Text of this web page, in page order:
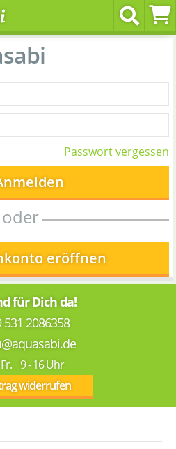
Passwort vergessen
oder
eröffnen
für Dich da!
2086358
Fr. 9 - 16 Uhr
widerrufen